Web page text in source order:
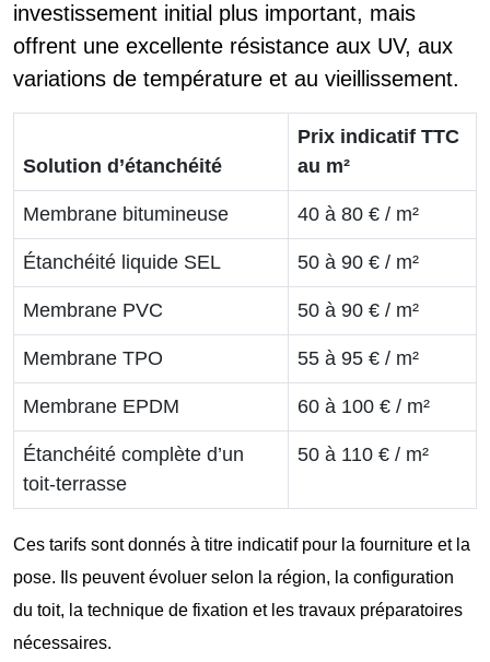
investissement initial plus important, mais
offrent une excellente résistance aux UV, aux
variations de température et au vieillissement.
Solution d’étanchéité
Prix indicatif TTC
au m²
Membrane bitumineuse 40 à 80 € / m²
Étanchéité liquide SEL 50 à 90 € / m²
Membrane PVC 50 à 90 € / m²
Membrane TPO 55 à 95 € / m²
Membrane EPDM 60 à 100 € / m²
Étanchéité complète d’un
toit-terrasse
50 à 110 € / m²
Ces tarifs sont donnés à titre indicatif pour la fourniture et la
pose. Ils peuvent évoluer selon la région, la configuration
du toit, la technique de fixation et les travaux préparatoires
nécessaires.